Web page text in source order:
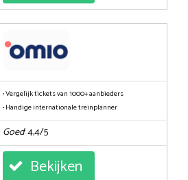
• Vergelijk tickets van 1000+ aanbieders
• Handige internationale treinplanner
Goed: 4,4/5
Bekijken